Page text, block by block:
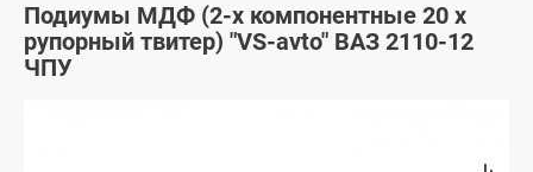
Подиумы МДФ (2-х компонентные 20 x
рупорный твитер) "VS-avto" ВАЗ 2110-12
ЧПУ